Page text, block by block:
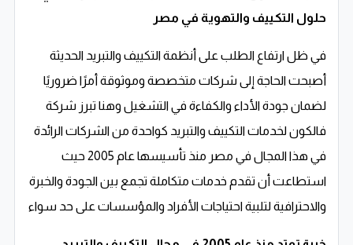
حلول التكييف والتهوية في مصر
في ظل ارتفاع الطلب على أنظمة التكييف والتبريد الحديثة
أصبحت الحاجة إلى شركات متخصصة وموثوقة أمرًا ضروريًا
لضمان جودة الأداء والكفاءة في التشغيل وهنا تبرز شركة
فالكون لخدمات التكييف والتبريد كواحدة من الشركات الرائدة
في هذا المجال في مصر منذ تأسيسها عام 2005 حيث
استطاعت أن تقدم خدمات متكاملة تجمع بين الجودة والخبرة
والاحترافية لتلبية احتياجات الأفراد والمؤسسات على حد سواء